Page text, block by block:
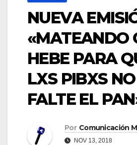
NUEVA
«MATEANDO
HEBE PARA
LXS PIBXS
FALTE EL
Por Comunicación
NOV 13, 2018